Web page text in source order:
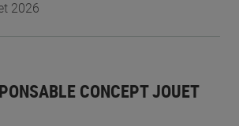
2026
CONCEPT JOUET